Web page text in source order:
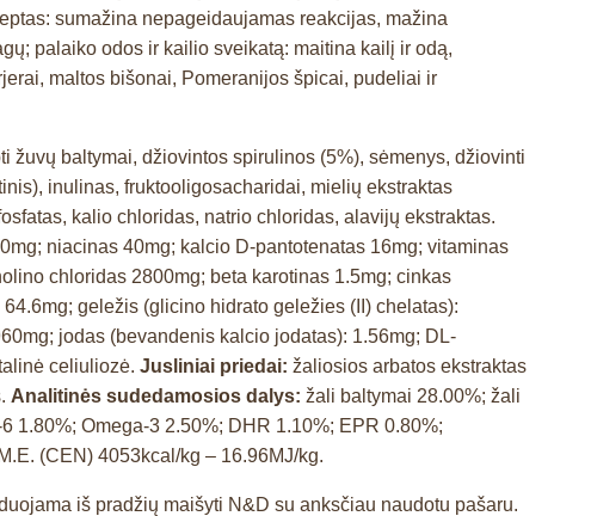
sumažina nepageidaujamas reakcijas, mažina
palaiko odos ir kailio sveikatą: maitina kailį ir odą,
maltos bišonai, Pomeranijos špicai, pudeliai ir
žuvų baltymai, džiovintos spirulinos (5%), sėmenys, džiovinti
inulinas, fruktooligosacharidai, mielių ekstraktas
kalio chloridas, natrio chloridas, alavijų ekstraktas.
niacinas 40mg; kalcio D-pantotenatas 16mg; vitaminas
chloridas 2800mg; beta karotinas 1.5mg; cinkas
geležis (glicino hidrato geležies (II) chelatas):
jodas (bevandenis kalcio jodatas): 1.56mg; DL-
celiuliozė. Jusliniai priedai: žaliosios arbatos ekstraktas
Analitinės sudedamosios dalys: žali baltymai 28.00%; žali
1.80%; Omega-3 2.50%; DHR 1.10%; EPR 0.80%;
(CEN) 4053kcal/kg – 16.96MJ/kg.
iš pradžių maišyti N&D su anksčiau naudotu pašaru.